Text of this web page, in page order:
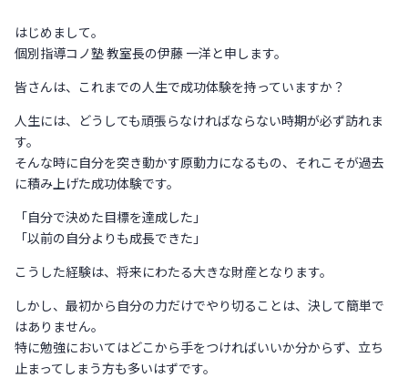
はじめまして。
個別指導コノ塾 教室長の伊藤 一洋と申します。
皆さんは、これまでの人生で成功体験を持っていますか？
人生には、どうしても頑張らなければならない時期が必ず訪れま
す。
そんな時に自分を突き動かす原動力になるもの、それこそが過去
に積み上げた成功体験です。
「自分で決めた目標を達成した」
「以前の自分よりも成長できた」
こうした経験は、将来にわたる大きな財産となります。
しかし、最初から自分の力だけでやり切ることは、決して簡単で
はありません。
特に勉強においてはどこから手をつければいいか分からず、立ち
止まってしまう方も多いはずです。